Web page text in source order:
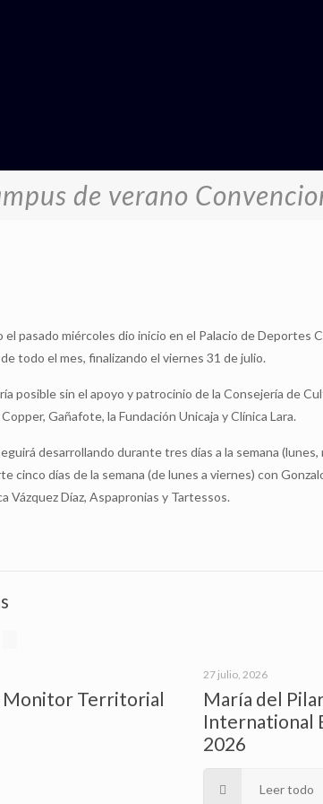
de verano
el pasado miércoles dio inicio en el Palacio de
todo el mes, finalizando el viernes 31 de julio.
posible sin el apoyo y patrocinio de la Consejería de
Gañafote, la Fundación Unicaja y Clínica Lara.
desarrollando durante tres días a la semana
cinco días de la semana (de lunes a viernes) con
Vázquez Díaz, Aspapronias y Tartessos.
Monitor Territorial
27 julio, 2026
María del
International
2026
Leer todo